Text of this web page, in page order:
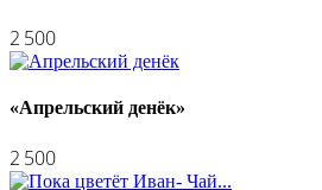
2 500
«Апрельский денёк»
2 500